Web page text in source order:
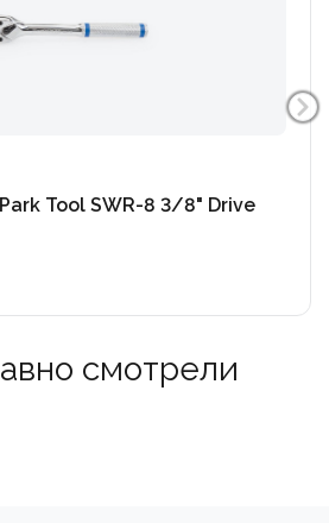
Tool SWR-8 3/8" Drive
смотрели